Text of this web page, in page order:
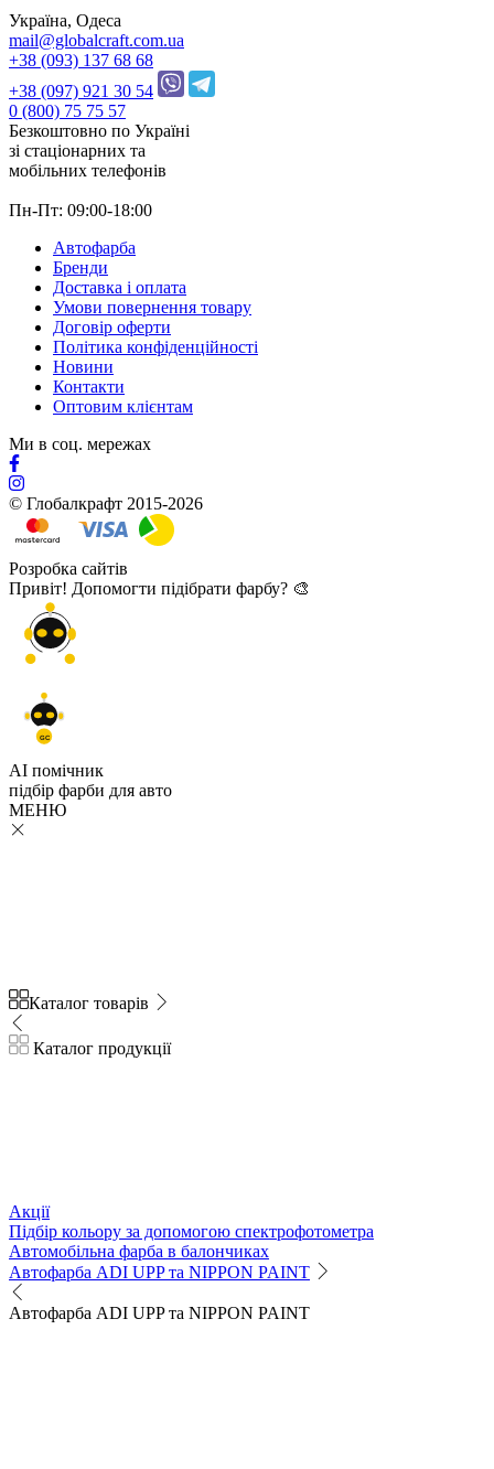
Україна, Одеса
mail@globalcraft.com.ua
+38 (093) 137 68 68
+38 (097) 921 30 54
0 (800) 75 75 57
Безкоштовно по Україні
зі стацiонарних та
мобільних телефонів
Пн-Пт: 09:00-18:00
Автофарба
Бренди
Доставка і оплата
Умови повернення товару
Договір оферти
Політика конфіденційності
Новини
Контакти
Оптовим клієнтам
Ми в соц. мережах
© Глобалкрафт 2015-2026
Розробка сайтів
Привіт! Допомогти підібрати фарбу? 🎨
GC
AI помічник
підбір фарби для авто
МЕНЮ
Каталог товарів
Каталог продукції
Акції
Підбір кольору за допомогою спектрофотометра
Автомобільна фарба в балончиках
Автофарба ADI UPP та NIPPON PAINT
Автофарба ADI UPP та NIPPON PAINT